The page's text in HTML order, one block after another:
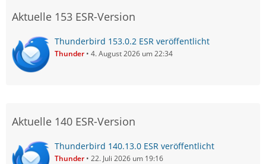
Aktuelle 153 ESR-Version
Thunderbird 153.0.2 ESR veröffentlicht
Thunder 4. August 2026 um 22:34
Aktuelle 140 ESR-Version
Thunderbird 140.13.0 ESR veröffentlicht
Thunder 22. Juli 2026 um 19:16